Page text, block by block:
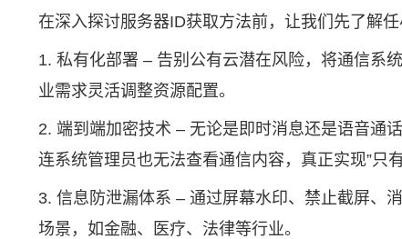
在深入探讨服务器ID获取方法前，让我们先了解任
1. 私有化部署 – 告别公有云潜在风险，将通信系
业需求灵活调整资源配置。
2. 端到端加密技术 – 无论是即时消息还是语音通
连系统管理员也无法查看通信内容，真正实现”只
3. 信息防泄漏体系 – 通过屏幕水印、禁止截屏、
场景，如金融、医疗、法律等行业。